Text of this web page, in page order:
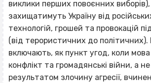
виклики перших повоєнних виборів),
захищатимуть Україну від
технологій, грошей та провокацій
(від терористичних до
включають, як пункт угод, коли
конфлікт та громадянські війни, а
результатом злочину агресії,